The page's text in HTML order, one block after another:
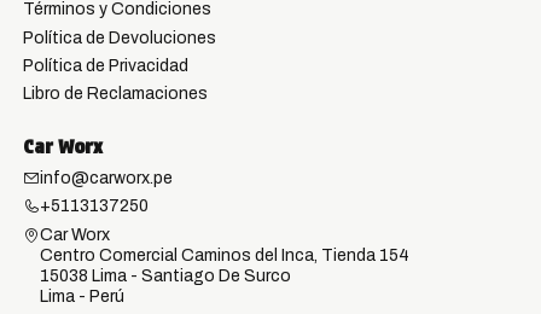
Términos y Condiciones
Política de Devoluciones
Política de Privacidad
Libro de Reclamaciones
Car Worx
info@carworx.pe
+5113137250
Car Worx
Centro Comercial Caminos del Inca, Tienda 154
15038 Lima - Santiago De Surco
Lima - Perú